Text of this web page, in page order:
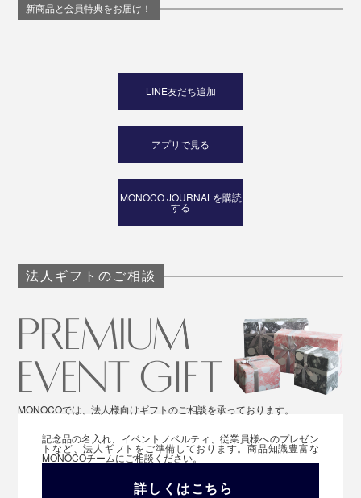
新商品と会員特典をお届け！
LINE友だち追加
アプリで見る
MONOCO JOURNALを購読
する
法人ギフトのご相談
MONOCOでは、法人様向けギフトのご相談を承っております。
記念品の名入れ、イベントノベルティ、従業員様へのプレゼン
トなど、法人ギフトをご準備しております。商品知識豊富な
MONOCOチームにご相談ください。
詳しくはこちら